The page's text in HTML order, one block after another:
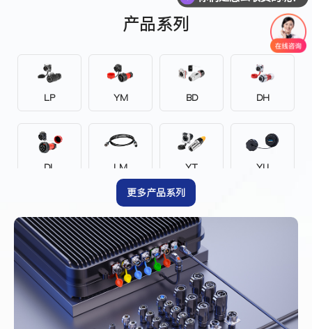
产品系列
LP YM BD DH
DL LM YT YU
EV DZ YA
YW YF
更多产品系列